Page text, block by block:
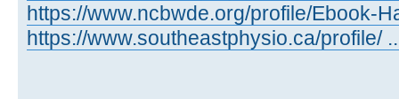
https://www.ncbwde.org/profile/Ebook-
https://www.southeastphysio.ca/profile/